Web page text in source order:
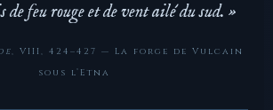
de feu rouge et de vent ailé du sud. »
, VIII, 424–427 — La forge de Vulcain
sous l’Etna